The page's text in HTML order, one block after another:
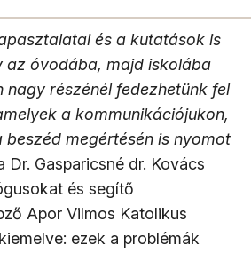
és a kutatások is
az óvodába, majd iskolába
nagy részénél fedezhetünk fel
a kommunikációjukon,
beszéd megértésén is nyomot
Dr. Gasparicsné dr. Kovács
és segítő
Apor Vilmos Katolikus
ezek a problémák